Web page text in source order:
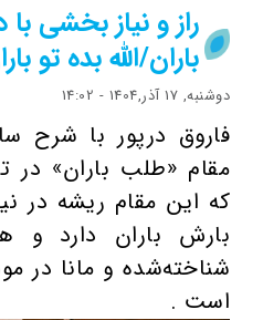
راز و نیاز بخشی
باران/الله بده تو
دوشنبه, 17 آذر,1404 - 14:02
فاروق درپور با شرح
مقام «طلب باران» در
که این مقام ریشه در
بارش باران دارد و
شناخته‌شده و مانا در
است .